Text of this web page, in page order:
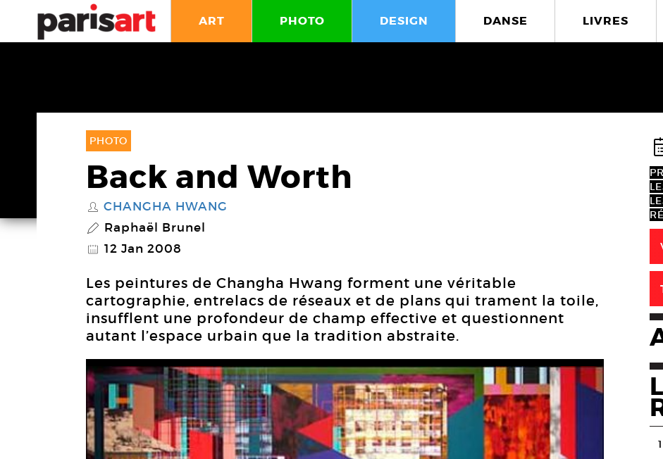
ART PHOTO DESIGN DANSE LIVRES
PHOTO
Back and Worth
S CHANGHA HWANG
P Raphaël Brunel
@ 12 Jan 2008
Les peintures de Changha Hwang forment une véritable
cartographie, entrelacs de réseaux et de plans qui trament la toile,
insufflent une profondeur de champ effective et questionnent
autant l’espace urbain que la tradition abstraite.
1